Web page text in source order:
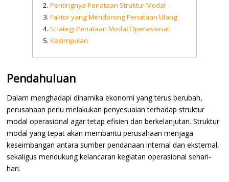
Pentingnya Penataan Struktur Modal
Faktor yang Mendorong Penataan Ulang
Strategi Penataan Modal Operasional
Kesimpulan
Pendahuluan
Dalam menghadapi dinamika ekonomi yang terus berubah,
perusahaan perlu melakukan penyesuaian terhadap struktur
modal operasional agar tetap efisien dan berkelanjutan. Struktur
modal yang tepat akan membantu perusahaan menjaga
keseimbangan antara sumber pendanaan internal dan eksternal,
sekaligus mendukung kelancaran kegiatan operasional sehari-
hari.